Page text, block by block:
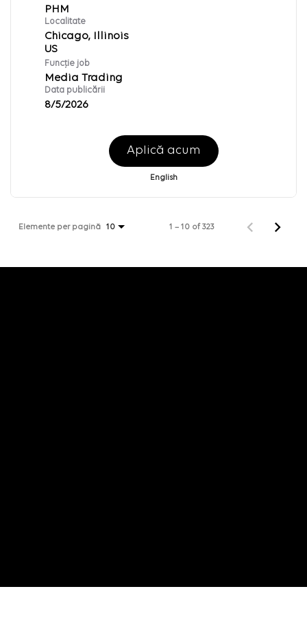
PHM
Localitate
Chicago, Illinois
Funcție job
Media Trading
Data publicării
8/5/2026
Aplică acum
English
Elemente per pagină 10 1 – 10 of 323